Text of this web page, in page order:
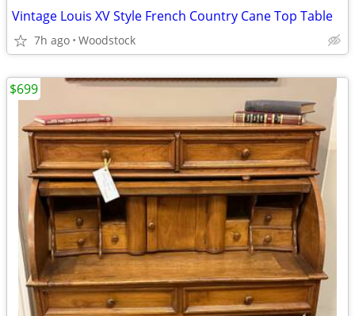
Vintage Louis XV Style French Country Cane Top Table
7h ago Woodstock
$699